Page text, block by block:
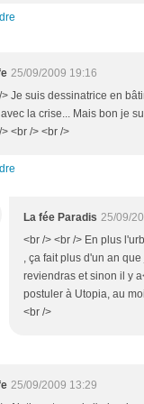
25/09/2009 19:16
> Je suis dessinatrice en
la crise... Mais bon je
<br /> <br />
La fée Paradis 25/09/
<br /> <br /> En plus
, ça fait plus d'un an
reviendras et sinon il y
postuler à Utopia, au
<br />
25/09/2009 13:29